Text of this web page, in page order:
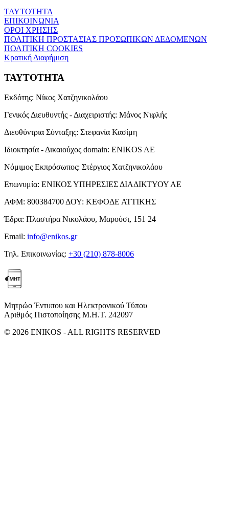
ΤΑΥΤΟΤΗΤΑ
ΕΠΙΚΟΙΝΩΝΙΑ
ΟΡΟΙ ΧΡΗΣΗΣ
ΠΟΛΙΤΙΚΗ ΠΡΟΣΤΑΣΙΑΣ ΠΡΟΣΩΠΙΚΩΝ ΔΕΔΟΜΕΝΩΝ
ΠΟΛΙΤΙΚΗ COOKIES
Κρατική Διαφήμιση
ΤΑΥΤΟΤΗΤΑ
Εκδότης: Νίκος Χατζηνικολάου
Γενικός Διευθυντής - Διαχειριστής: Μάνος Νιφλής
Διευθύντρια Σύνταξης: Στεφανία Κασίμη
Ιδιοκτησία - Δικαιούχος domain: ENIKOS AE
Νόμιμος Εκπρόσωπος: Στέργιος Χατζηνικολάου
Επωνυμία: ΕΝΙΚΟΣ ΥΠΗΡΕΣΙΕΣ ΔΙΑΔΙΚΤΥΟΥ ΑΕ
ΑΦΜ: 800384700 ΔΟΥ: ΚΕΦΟΔΕ ΑΤΤΙΚΗΣ
Έδρα: Πλαστήρα Νικολάου, Μαρούσι, 151 24
Email: info@enikos.gr
Τηλ. Επικοινωνίας: +30 (210) 878-8006
Μητρώο Έντυπου και Ηλεκτρονικού Τύπου
Αριθμός Πιστοποίησης Μ.Η.Τ. 242097
© 2026 ENIKOS - ALL RIGHTS RESERVED